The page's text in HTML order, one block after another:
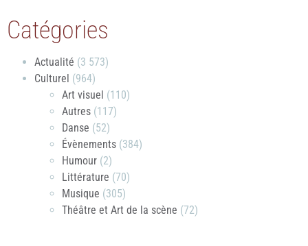
Catégories
Actualité (3 573)
Culturel (964)
Art visuel (110)
Autres (117)
Danse (52)
Évènements (384)
Humour (2)
Littérature (70)
Musique (305)
Théâtre et Art de la scène (72)